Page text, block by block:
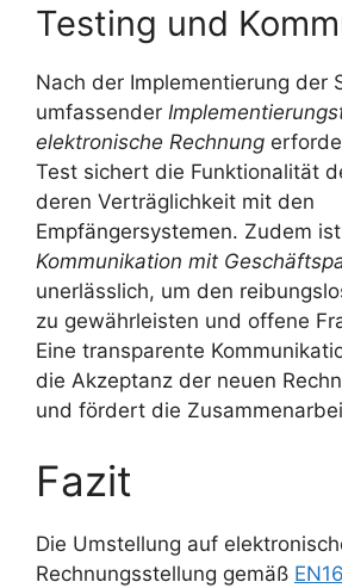
Testing und
Nach der Implementierung der
umfassender
elektronische Rechnung
Test sichert die Funktionalität
deren Verträglichkeit mit den
Empfängersystemen. Zudem
Kommunikation mit
unerlässlich, um den
zu gewährleisten und offene
Eine transparente
die Akzeptanz der neuen
und fördert die
Fazit
Die Umstellung auf
Rechnungsstellung gemäß